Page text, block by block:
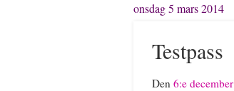
onsdag 5 mars 2014
Testpass
Den 6:e december